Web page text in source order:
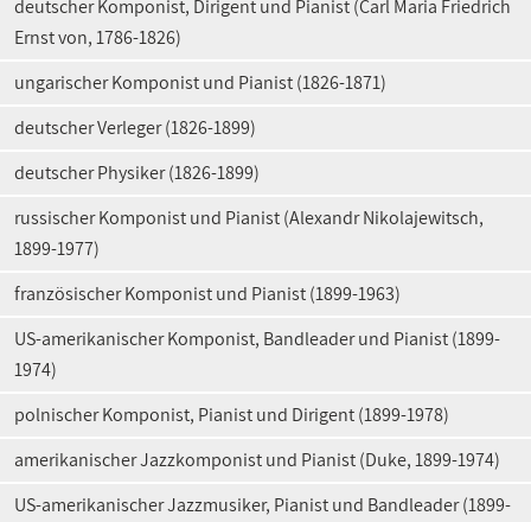
deutscher Komponist, Dirigent und Pianist (Carl Maria Friedrich
Ernst von, 1786-1826)
ungarischer Komponist und Pianist (1826-1871)
deutscher Verleger (1826-1899)
deutscher Physiker (1826-1899)
russischer Komponist und Pianist (Alexandr Nikolajewitsch,
1899-1977)
französischer Komponist und Pianist (1899-1963)
US-amerikanischer Komponist, Bandleader und Pianist (1899-
1974)
polnischer Komponist, Pianist und Dirigent (1899-1978)
amerikanischer Jazzkomponist und Pianist (Duke, 1899-1974)
US-amerikanischer Jazzmusiker, Pianist und Bandleader (1899-